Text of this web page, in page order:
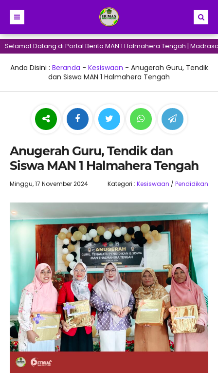
di Portal Berita MAN 1 Halmahera Tengah | Madrasah Maju
Anda Disini : Beranda - Kesiswaan - Anugerah Guru, Tendik
dan Siswa MAN 1 Halmahera Tengah
Anugerah Guru, Tendik dan
Siswa MAN 1 Halmahera Tengah
Minggu, 17 November 2024 Kategori : Kesiswaan / Pendidikan